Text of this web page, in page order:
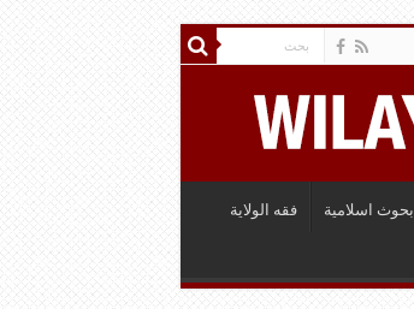
بحوث اسلامية فقه الولاية